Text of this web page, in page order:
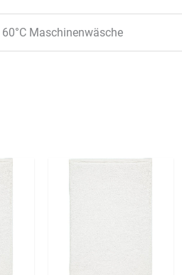
60°C Maschinenwäsche